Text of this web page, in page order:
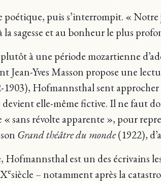
puis s’interrompit. « Notre
sagesse et au bonheur le plus
à une période mozartienne
Jean-Yves Masson propose une
1903), Hofmannsthal sent
elle-même fictive. Il ne faut
révolte apparente », pour
Grand théâtre du monde(1922),
Hofmannsthal est un des écrivains
esiècle – notamment après la